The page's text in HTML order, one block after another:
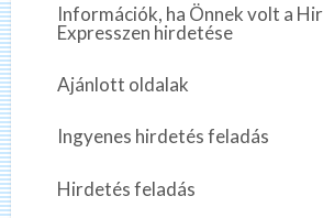
Információk, ha Önnek volt a
Expresszen hirdetése
Ajánlott oldalak
Ingyenes hirdetés feladás
Hirdetés feladás